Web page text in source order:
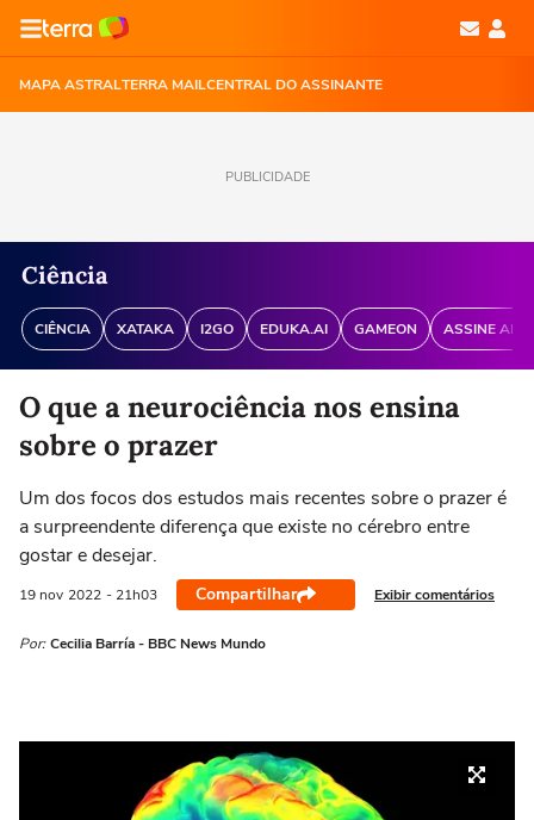
MAPA ASTRALTERRA MAILCENTRAL DO ASSINANTE
PUBLICIDADE
Ciência
CIÊNCIA XATAKA I2GO EDUKA.AI GAMEON ASSINE
O que a neurociência nos ensina
sobre o prazer
Um dos focos dos estudos mais recentes sobre o prazer é
a surpreendente diferença que existe no cérebro entre
gostar e desejar.
19 nov 2022 - 21h03 Compartilhar Exibir comentários
Por: Cecilia Barría - BBC News Mundo